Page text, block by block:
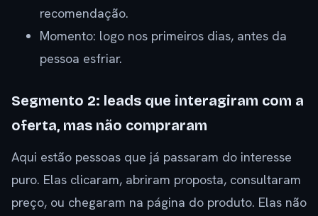
recomendação.
Momento: logo nos primeiros dias, antes da
pessoa esfriar.
Segmento 2: leads que interagiram com a
oferta, mas não compraram
Aqui estão pessoas que já passaram do interesse
puro. Elas clicaram, abriram proposta, consultaram
preço, ou chegaram na página do produto. Elas não